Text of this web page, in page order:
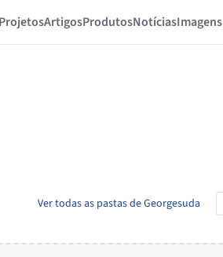
ProjetosArtigosProdutosNotíciasImagens
Ver todas as pastas de Georgesuda